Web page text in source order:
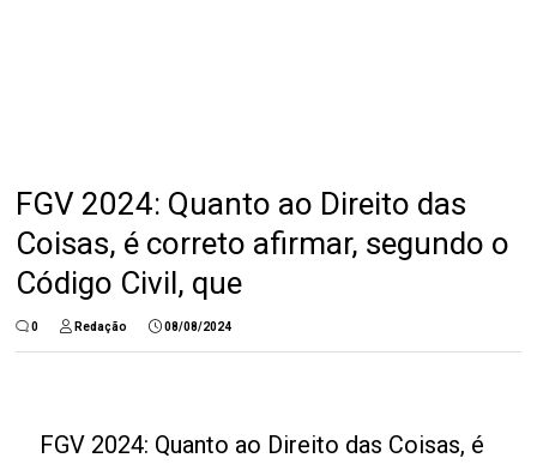
FGV 2024: Quanto ao Direito das
Coisas, é correto afirmar, segundo o
Código Civil, que
0 Redação 08/08/2024
FGV 2024: Quanto ao Direito das Coisas, é